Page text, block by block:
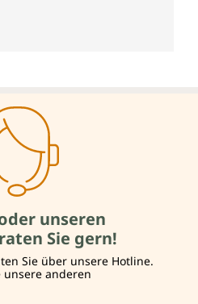
unseren
Sie gern!
Sie über unsere Hotline.
anderen